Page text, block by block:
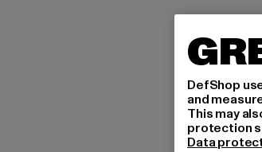
DefShop
and
This may
protection
Data